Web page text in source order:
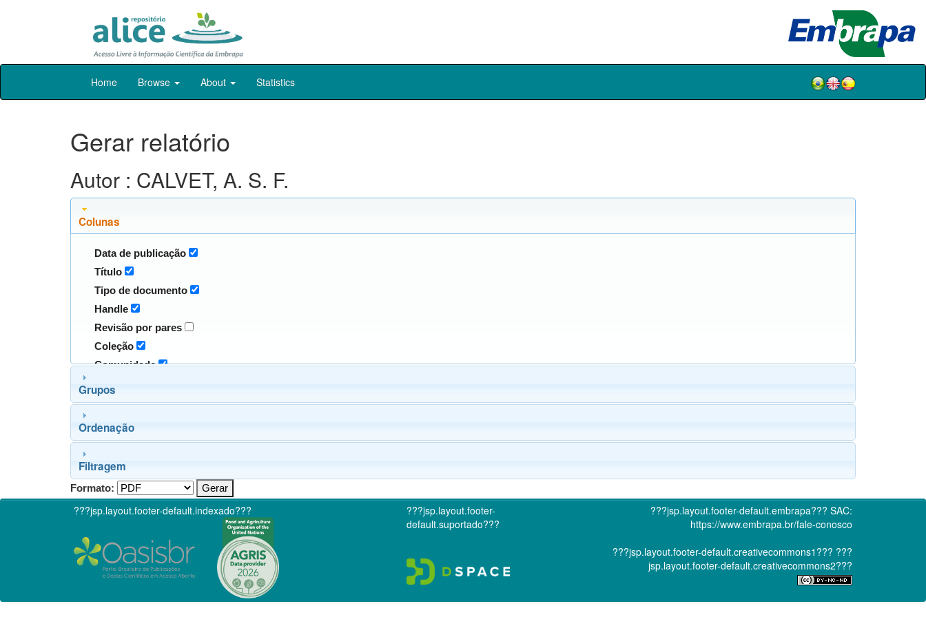
Skip
Home Browse About Statistics
Gerar relatório
Autor : CALVET, A. S. F.
Colunas
Data de publicação
Título
Tipo de documento
Handle
Revisão por pares
Coleção
Comunidade
Grupos
Ordenação
Filtragem
Formato:
???jsp.layout.footer-default.indexado???
???jsp.layout.footer-
default.suportado???
???jsp.layout.footer-default.embrapa??? SAC:
https://www.embrapa.br/fale-conosco
???jsp.layout.footer-default.creativecommons1??? ???
jsp.layout.footer-default.creativecommons2???